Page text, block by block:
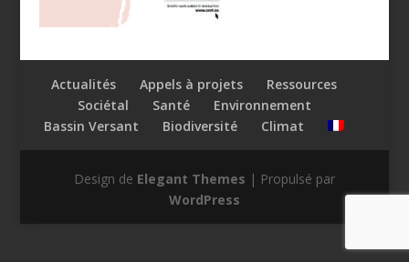
Actualités Appels à projets
Ressources
Sociétal
Santé
Environnement
Bassin Versant
Biodiversité Climat
Design de Elegant Themes | Propulsé par
WordPress